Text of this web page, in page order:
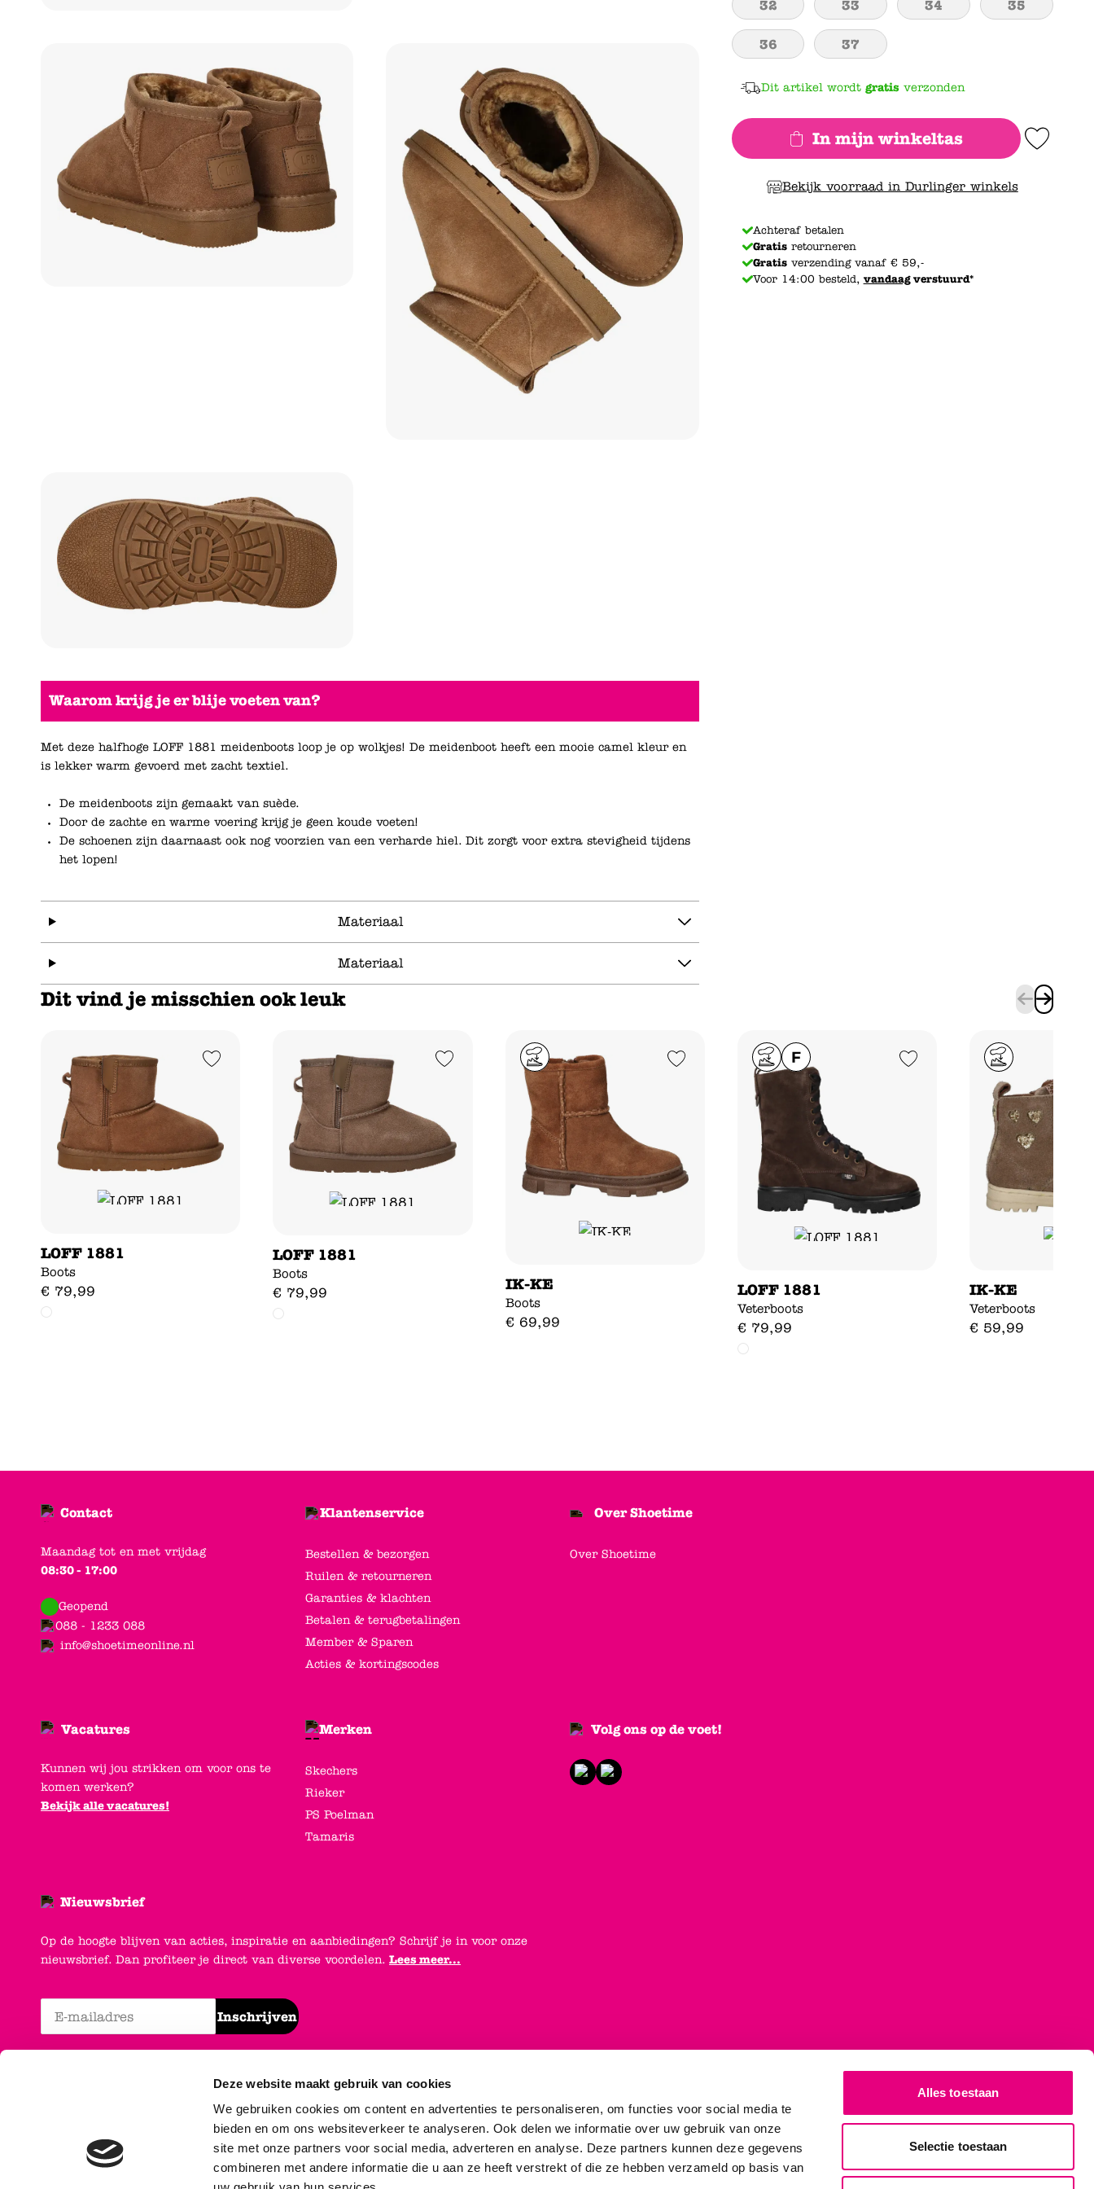
Deze website maakt gebruik van cookies
We gebruiken cookies om content en advertenties te personaliseren, om functies voor social media te
bieden en om ons websiteverkeer te analyseren. Ook delen we informatie over uw gebruik van onze
site met onze partners voor social media, adverteren en analyse. Deze partners kunnen deze gegevens
combineren met andere informatie die u aan ze heeft verstrekt of die ze hebben verzameld op basis van
Alles toestaan
Selectie toestaan
Waarom krijg je er blije voeten van?
Met deze halfhoge LOFF 1881 meidenboots loop je op wolkjes! De meidenboot heeft een mooie camel kleur en
is lekker warm gevoerd met zacht textiel.
De meidenboots zijn gemaakt van suède.
Door de zachte en warme voering krijg je geen koude voeten!
De schoenen zijn daarnaast ook nog voorzien van een verharde hiel. Dit zorgt voor extra stevigheid tijdens
het lopen!
Materiaal
Materiaal
32 33 34 35
36 37
Dit artikel wordt gratisverzonden
In mijn winkeltas Add to Wishlist
Bekijk voorraad in Durlinger winkels
Achteraf betalen
Gratisretourneren
Gratisverzending vanaf € 59,-
Voor 14:00 besteld, vandaagverstuurd*
Dit vind je misschien ook leuk
Add to Wishlist
LOFF 1881
Boots
€ 79,99
Add to Wishlist
LOFF 1881
Boots
€ 79,99
Add to Wishlist
IK-KE
Boots
€ 69,99
Add to Wishlist
LOFF 1881
Veterboots
€ 79,99
IK-KE
Veterboots
€ 59,99
Contact
Maandag tot en met vrijdag
08:30 - 17:00
Geopend
088 - 1233 088
info@shoetimeonline.nl
Klantenservice
Bestellen & bezorgen
Ruilen & retourneren
Garanties & klachten
Betalen & terugbetalingen
Member & Sparen
Acties & kortingscodes
Over Shoetime
Over Shoetime
Vacatures
Kunnen wij jou strikken om voor ons te
komen werken?
Bekijk alle vacatures!
Merken
Skechers
Rieker
PS Poelman
Tamaris
Volg ons op de voet!
Nieuwsbrief
Op de hoogte blijven van acties, inspiratie en aanbiedingen? Schrijf je in voor onze
nieuwsbrief. Dan profiteer je direct van diverse voordelen. Lees meer...
Inschrijven